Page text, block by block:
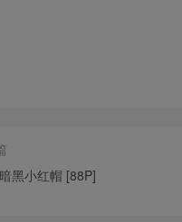
黑小红帽 [88P]